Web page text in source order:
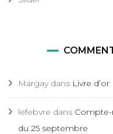
Margay dans Livre d’or
lefebvre dans Compte-
du 25 septembre